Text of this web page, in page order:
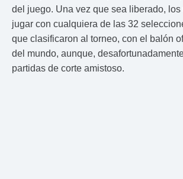
del juego. Una vez que sea liberado,
jugar con cualquiera de las 32
que clasificaron al torneo, con el balón
del mundo, aunque,
partidas de corte amistoso.